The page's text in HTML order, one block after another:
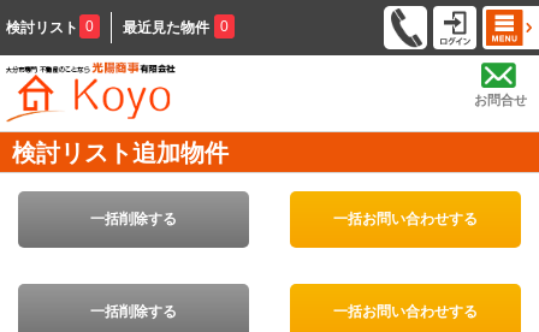
検討リスト 0 最近見た物件 0
お問合せ
検討リスト追加物件
一括削除する 一括お問い合わせする
一括削除する 一括お問い合わせする